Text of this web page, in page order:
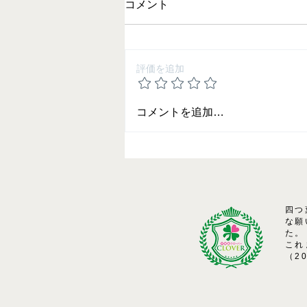
2025 夏期講習の御案内
コメント
評価を追加
コメントを追加…
四
な願
た。
こ
（